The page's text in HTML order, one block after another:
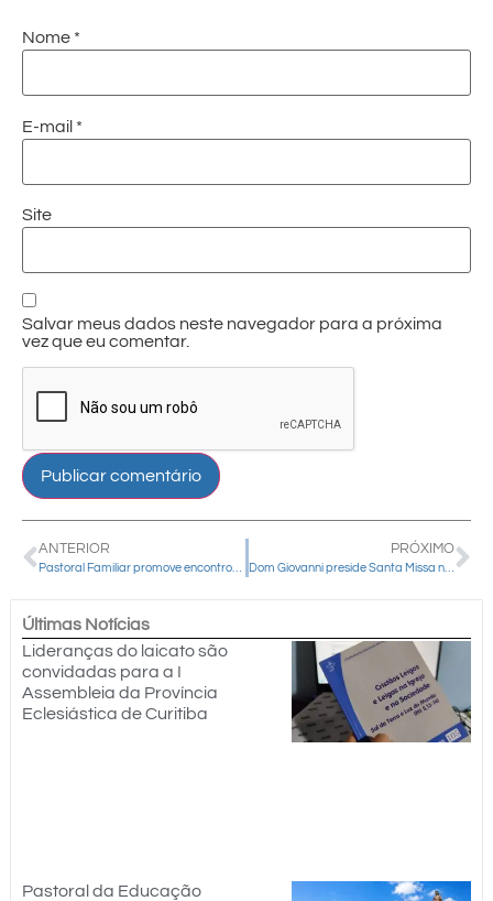
Nome *
E-mail *
Site
Salvar meus dados neste navegador para a próxima
vez que eu comentar.
ANTERIOR
Pastoral Familiar promove encontros e retiros pela diocese neste final de semana
PRÓXIMO
Dom Giovanni preside Santa Missa na Semana Mariana da Paróquia Bom Jesus
Últimas Notícias
Lideranças do laicato são
convidadas para a I
Assembleia da Província
Eclesiástica de Curitiba
Pastoral da Educação